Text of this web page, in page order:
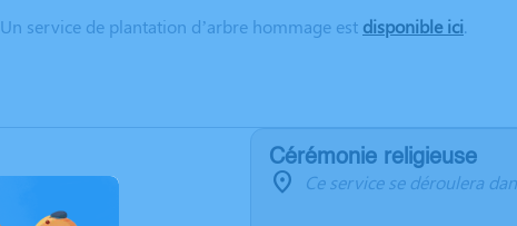
Un service de plantation d’arbre hommage est disponible ici.
Cérémonie religieuse
Ce service se déroulera